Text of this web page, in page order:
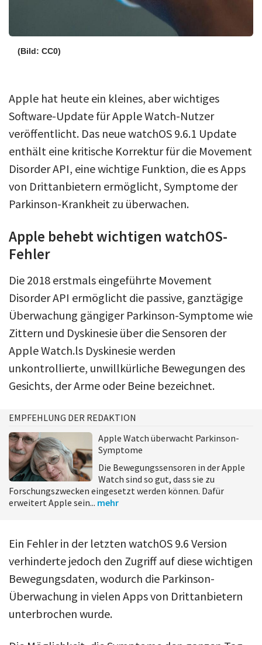
(Bild: CC0)
Apple hat heute ein kleines, aber wichtiges
Software-Update für Apple Watch-Nutzer
veröffentlicht. Das neue watchOS 9.6.1 Update
enthält eine kritische Korrektur für die Movement
Disorder API, eine wichtige Funktion, die es Apps
von Drittanbietern ermöglicht, Symptome der
Parkinson-Krankheit zu überwachen.
Apple behebt wichtigen watchOS-
Fehler
Die 2018 erstmals eingeführte Movement
Disorder API ermöglicht die passive, ganztägige
Überwachung gängiger Parkinson-Symptome wie
Zittern und Dyskinesie über die Sensoren der
Apple Watch.ls Dyskinesie werden
unkontrollierte, unwillkürliche Bewegungen des
Gesichts, der Arme oder Beine bezeichnet.
EMPFEHLUNG DER REDAKTION
Apple Watch überwacht Parkinson-
Symptome
Die Bewegungssensoren in der Apple
Watch sind so gut, dass sie zu
Forschungszwecken eingesetzt werden können. Dafür
erweitert Apple sein... mehr
Ein Fehler in der letzten watchOS 9.6 Version
verhinderte jedoch den Zugriff auf diese wichtigen
Bewegungsdaten, wodurch die Parkinson-
Überwachung in vielen Apps von Drittanbietern
unterbrochen wurde.